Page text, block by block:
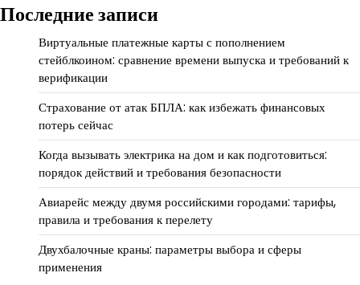
Последние записи
Виртуальные платежные карты с пополнением
стейблкоином: сравнение времени выпуска и требований к
верификации
Страхование от атак БПЛА: как избежать финансовых
потерь сейчас
Когда вызывать электрика на дом и как подготовиться:
порядок действий и требования безопасности
Авиарейс между двумя российскими городами: тарифы,
правила и требования к перелету
Двухбалочные краны: параметры выбора и сферы
применения